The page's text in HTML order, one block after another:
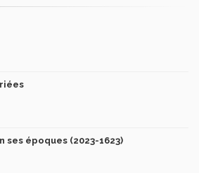
ses époques (2023-1623)